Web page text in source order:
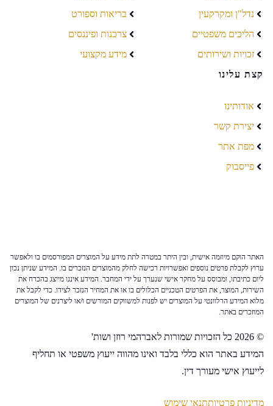
נדל"ן ומקרקעין
הליכים משפטיים
זכויות ושירותים
בריאות וספורט
צרכנות ופיננסים
מידע מקצועי
קצת עלינו
אודותינו
יצירת קשר
מפת אתר
פייסבוק
האתר הוקם מיוזמה אישית, ובין היתר במטרה לתת מידע על המוצרים המפורסמים בו ולאפשר
ערוץ לקבלת פרטים נוספים ואפשרויות רכישה לחלק מהמוצרים הנזכרים בו. המידע שניתן נכון
ליום כתיבתו, ומבוסס על מחקר אישי שנערך על ידי המחבר. המידע איננו מייצג בהכרח את
השירות, המוצר, את הפרטים הטכניים הכלולים בו או את המחיר הנזכר לצידו. כדי לקבל את
מלוא המידע הרלוונטי על המוצרים יש לפנות למשווקים המורשים ו/או ליצרנים של המוצרים
המוזכרים באתר.
© 2026 כל הזכויות שמורות לאברהמי רוזן ושות'
המידע באתר הוא כללי בלבד ואינו מהווה ייעוץ משפטי או תחליף
לייעוץ אישי מעורך דין.
מדיניות פרטיותתנאי שימוש